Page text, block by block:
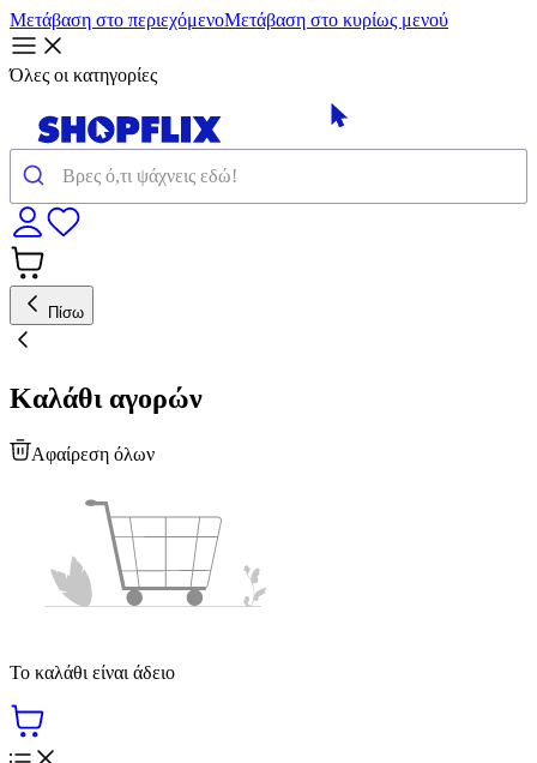
Μετάβαση στο περιεχόμενοΜετάβαση στο κυρίως μενού
Όλες οι κατηγορίες
Πίσω
Καλάθι αγορών
Αφαίρεση όλων
Το καλάθι είναι άδειο